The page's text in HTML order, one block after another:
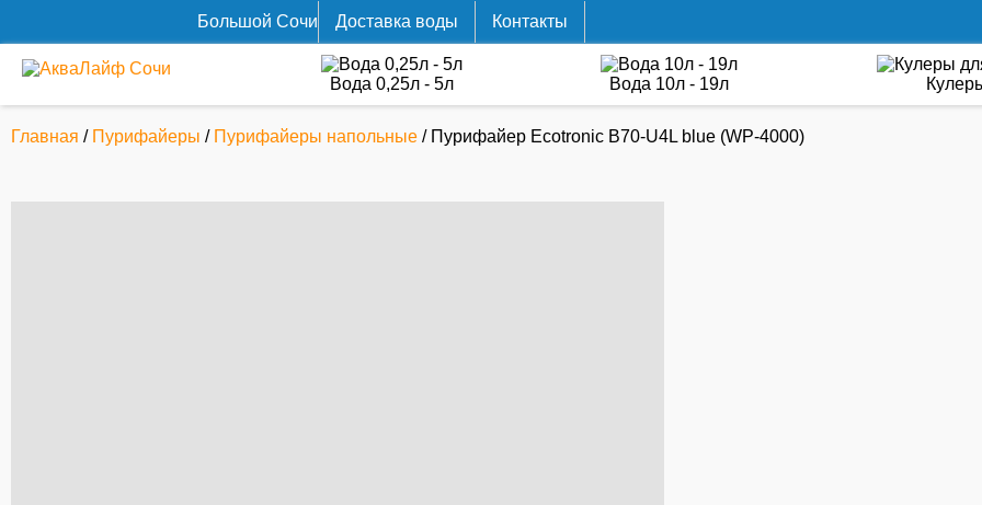
Большой Cочи Доставка воды Контакты
Вода 0,25л - 5л Вода 10л - 19л
Главная / Пурифайеры / Пурифайеры напольные / Пурифайер Ecotronic B70-U4L blue (WP-4000)